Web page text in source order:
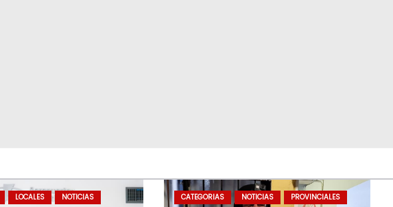
LOCALES NOTICIAS CATEGORIAS NOTICIAS PROVINCIALES